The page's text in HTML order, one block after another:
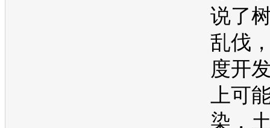
说了
乱伐
度开
上可
染，